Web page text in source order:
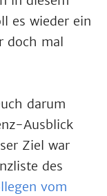
es wieder ein
doch mal
darum
Ausblick
Ziel war
des
vom